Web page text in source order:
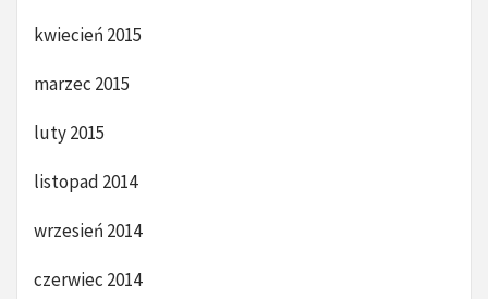
kwiecień 2015
marzec 2015
luty 2015
listopad 2014
wrzesień 2014
czerwiec 2014